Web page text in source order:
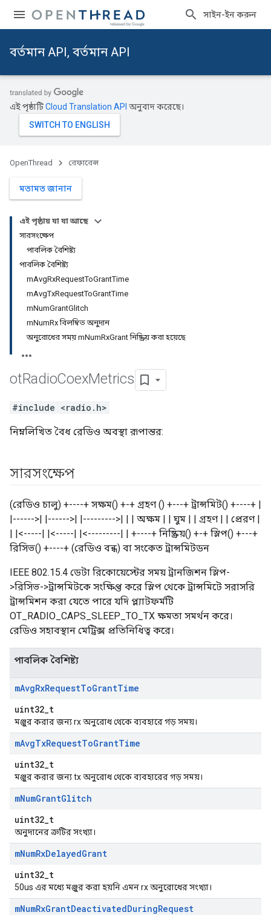
সাইন-ইন করুন
বর্তমান API, বর্তমান API
এই পৃষ্ঠাটিCloud Translation API অনুবাদ করেছে।
OpenThread রেফারেন্স
মতামত জানান
এই পৃষ্ঠায় যা যা আছে
সারসংক্ষেপ
পাবলিক বৈশিষ্ট্য
পাবলিক বৈশিষ্ট্য
mAvgRxRequestToGrantTime
mAvgTxRequestToGrantTime
mNumGrantGlitch
mNumRx বিলম্বিত অনুদান
অনুরোধের সময় mNumRxGrant নিষ্ক্রিয় করা হয়েছে
otRadioCoexMetrics
#include <radio.h>
নিম্নলিখিত বৈধ রেডিও অবস্থা রূপান্তর:
সারসংক্ষেপ
(রেডিও চালু) +----+ সক্ষম() +-+ গ্রহণ () +---+ ট্রান্সমিট() +----+ |
|------>| |------>| |--------->| | | অক্ষম | | ঘুম | | গ্রহণ | | প্রেরণ |
| |<-----| |<-----| |<---------| | +----+ নিষ্ক্রিয়() +-+ স্লিপ() +---+
রিসিভ() +----+ (রেডিও বন্ধ) বা সংকেত ট্রান্সমিটডন
IEEE 802.15.4 ডেটা রিকোয়েস্টের সময় ট্রানজিশন স্লিপ-
>রিসিভ->ট্রান্সমিটকে সংক্ষিপ্ত করে স্লিপ থেকে ট্রান্সমিটে সরাসরি
ট্রান্সমিশন করা যেতে পারে যদি প্ল্যাটফর্মটি
OT_RADIO_CAPS_SLEEP_TO_TX ক্ষমতা সমর্থন করে।
রেডিও সহাবস্থান মেট্রিক্স প্রতিনিধিত্ব করে।
পাবলিক বৈশিষ্ট্য
mAvgRxRequestToGrantTime
uint32_t
মঞ্জুর করার জন্য rx অনুরোধ থেকে ব্যবহারে গড় সময়।
mAvgTxRequestToGrantTime
uint32_t
মঞ্জুর করার জন্য tx অনুরোধ থেকে ব্যবহারের গড় সময়।
mNumGrantGlitch
uint32_t
অনুদানের ত্রুটির সংখ্যা।
mNumRxDelayedGrant
uint32_t
50us এর মধ্যে মঞ্জুর করা হয়নি এমন rx অনুরোধের সংখ্যা।
mNumRxGrantDeactivatedDuringRequest